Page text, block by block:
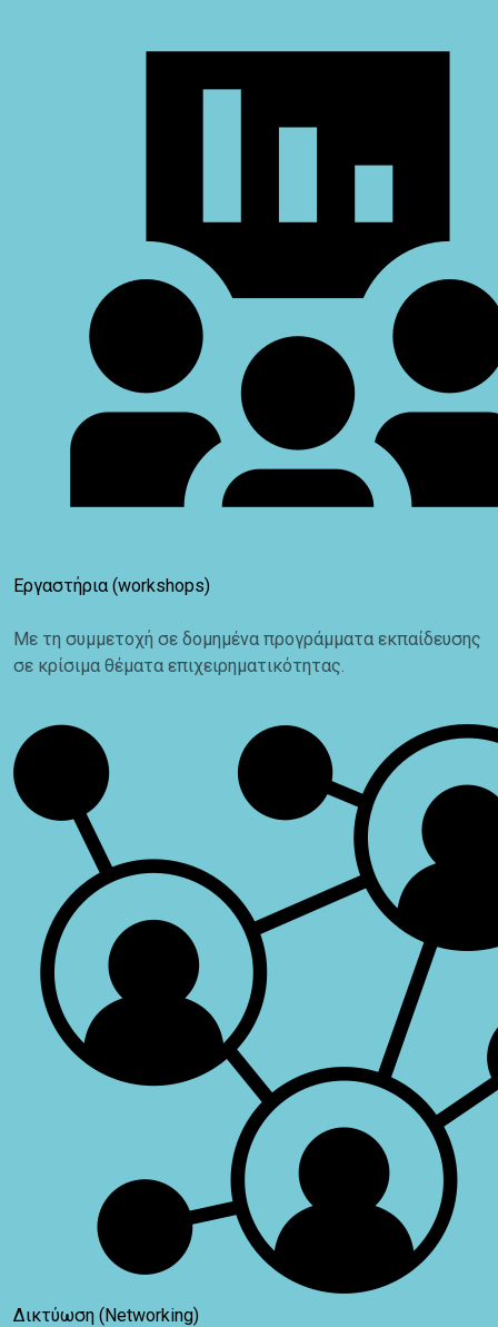
Εργαστήρια (workshops)
Με τη συμμετοχή σε δομημένα προγράμματα εκπαίδευσης
σε κρίσιμα θέματα επιχειρηματικότητας.
Δικτύωση (Networking)